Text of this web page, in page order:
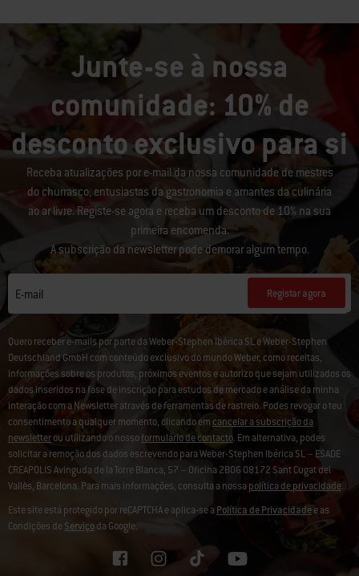
Junte-se à nossa
comunidade: 10% de
desconto exclusivo para si
Receba atualizações por e-mail da nossa comunidade de mestres
do churrasco, entusiastas da gastronomia e amantes da culinária
ao ar livre. Registe-se agora e receba um desconto de 10% na sua
primeira encomenda.
A subscrição da newsletter pode demorar algum tempo.
E-mail Registar agora
Quero receber e-mails por parte da Weber-Stephen Ibérica SL e Weber-Stephen
Deutschland GmbH com conteúdo exclusivo do mundo Weber, como receitas,
informações sobre os produtos, próximos eventos e autorizo que sejam utilizados os
dados inseridos na fase de inscrição para estudos de mercado e análise da minha
interação com a Newsletter através de ferramentas de rastreio. Podes revogar o teu
consentimento a qualquer momento, clicando em cancelar a subscrição da
newsletterou utilizando o nossoformulário de contacto. Em alternativa, podes
solicitar a remoção dos dados escrevendo para Weber-Stephen Ibérica SL – ESADE
CREAPOLIS Avinguda de la Torre Blanca, 57 – Oficina 2B06 08172 Sant Cugat del
Vallès, Barcelona. Para mais informações, consulta a nossapolítica de privacidade.
Este site está protegido por reCAPTCHA e aplica-se aPolítica de Privacidadee as
Condições deServiçoda Google.